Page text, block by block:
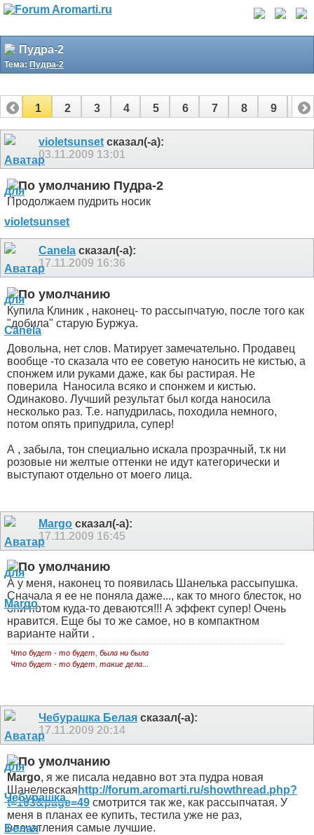
Пудра-2
Тема: Пудра-2
1 2 3 4 5 6 7 8 9 10
12 13
violetsunset сказал(-а):
03.11.2009 13:01
Пудра-2
Продолжаем пудрить носик
Canela сказал(-а):
17.11.2009 16:36
Купила Клиник , наконец- то рассыпчатую, после того как
"добила" старую Буржуа.
Довольна, нет слов. Матирует замечательно. Продавец
вообще -то сказала что ее советую наносить не кистью, а
спонжем или руками даже, как бы растирая. Не
поверила
Наносила всяко и спонжем и кистью.
Одинаково. Лучший результат был когда наносила
несколько раз. Т.е. напудрилась, походила немного,
потом опять припудрила, супер!
А , забыла, тон специально искала прозрачный, т.к ни
розовые ни желтые оттенки не идут категорически и
выступают отдельно от моего лица.
Margo сказал(-а):
17.11.2009 16:45
А у меня, наконец то появилась Шанелька рассыпушка.
Сначала я ее не поняла даже..., как то много блесток, но
они потом куда-то деваются!!! А эффект супер! Очень
нравится. Еще бы то же самое, но в компактном
варианте найти .
Что будет - то будет, была ни была
Что будет - то будет, такие дела...
Чебурашка Белая сказал(-а):
17.11.2009 20:14
Margo, я же писала недавно вот эта пудра новая
Шанелевская http://forum.aromarti.ru/showthread.php?
t=163&page=49 смотрится так же, как рассыпчатая. У
меня в планах ее купить, тестила уже не раз,
впечатления самые лучшие.